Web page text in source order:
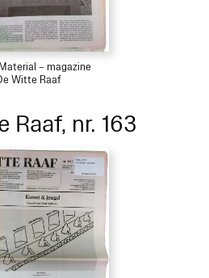
– magazine
Witte Raaf
Raaf, nr. 163